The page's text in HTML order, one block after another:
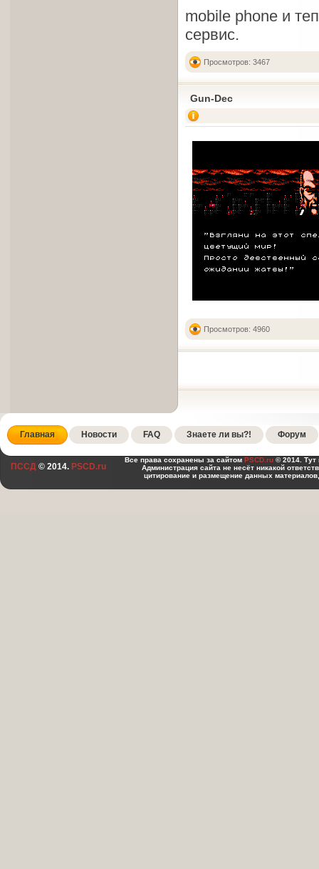
mobile phone и
сервис.
Просмотров: 3467
Gun-Dec
Просмотров: 4960
Главная Новости FAQ Знаете ли вы?! Форум
ПССД © 2014. PSCD.ru
Все права сохранены за сайтом PSCD.ru © 2014. Тут
Администрация сайта не несёт никакой
цитирование и размещение данных